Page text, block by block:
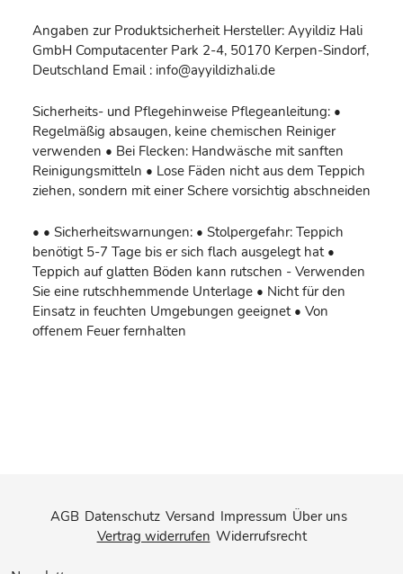
Angaben zur Produktsicherheit Hersteller: Ayyildiz Hali
GmbH Computacenter Park 2-4, 50170 Kerpen-Sindorf,
Deutschland Email : info@ayyildizhali.de
Sicherheits- und Pflegehinweise Pflegeanleitung: •
Regelmäßig absaugen, keine chemischen Reiniger
verwenden • Bei Flecken: Handwäsche mit sanften
Reinigungsmitteln • Lose Fäden nicht aus dem Teppich
ziehen, sondern mit einer Schere vorsichtig abschneiden
• • Sicherheitswarnungen: • Stolpergefahr: Teppich
benötigt 5-7 Tage bis er sich flach ausgelegt hat •
Teppich auf glatten Böden kann rutschen - Verwenden
Sie eine rutschhemmende Unterlage • Nicht für den
Einsatz in feuchten Umgebungen geeignet • Von
offenem Feuer fernhalten
AGB Datenschutz Versand Impressum Über uns
Vertrag widerrufen Widerrufsrecht